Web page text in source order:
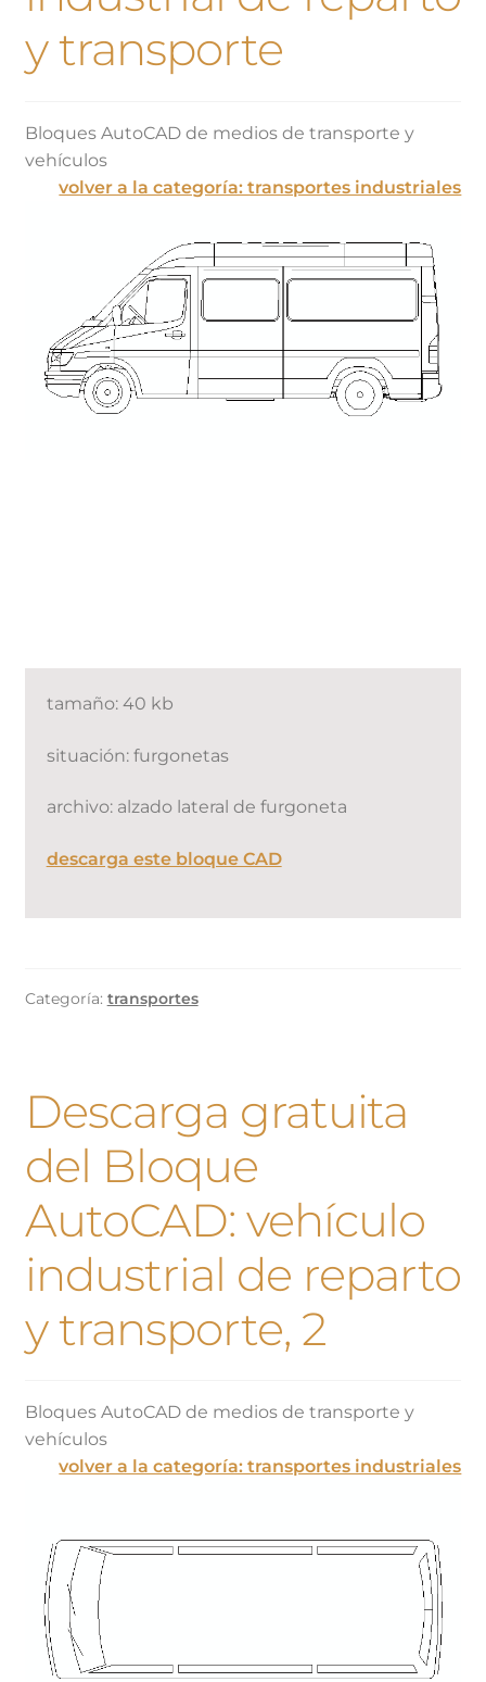
y transporte
Bloques AutoCAD de medios de transporte y
vehículos
volver a la categoría: transportes industriales
tamaño: 40 kb
situación: furgonetas
archivo: alzado lateral de furgoneta
descarga este bloque CAD
Categoría: transportes
Descarga gratuita
del Bloque
AutoCAD: vehículo
industrial de reparto
y transporte, 2
Bloques AutoCAD de medios de transporte y
vehículos
volver a la categoría: transportes industriales